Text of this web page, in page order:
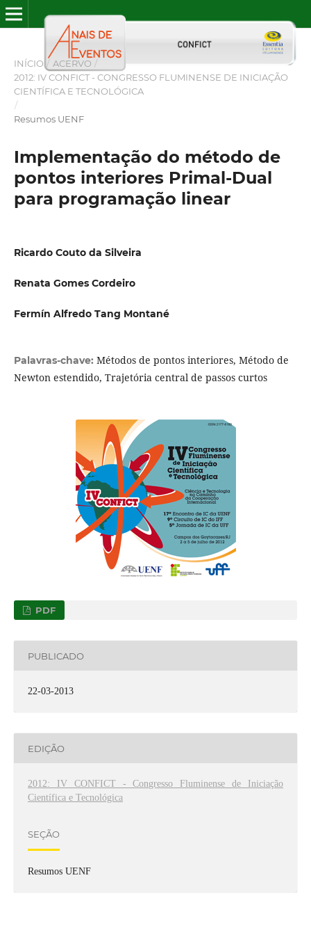
INÍCIO / ACERVO /
2012: IV CONFICT - CONGRESSO FLUMINENSE DE INICIAÇÃO
CIENTÍFICA E TECNOLÓGICA
/
Resumos UENF
Implementação do método de
pontos interiores Primal-Dual
para programação linear
Ricardo Couto da Silveira
Renata Gomes Cordeiro
Fermín Alfredo Tang Montané
Palavras-chave: Métodos de pontos interiores, Método de
Newton estendido, Trajetória central de passos curtos
PDF
PUBLICADO
22-03-2013
EDIÇÃO
2012: IV CONFICT - Congresso Fluminense de Iniciação
Científica e Tecnológica
SEÇÃO
Resumos UENF